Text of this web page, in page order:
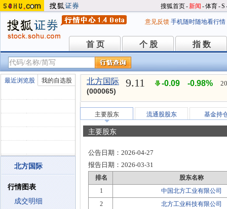
搜狐首页-新闻 -体育-S
意见反馈 手机随时随地看行情
首 页
首 页 个 股
个 股 指 数
指 数
最近浏览股 我的自选股
北方国际
行情图表
成交明细
北方国际
(000065)
9.11 -0.09 -0.98%
主要股东 流通股股东 基金持
主要股东
公告日期： 2026-04-27
报告日期： 2026-03-31
排名
股东名称
1
中国北方工业有限公司
2
北方工业科技有限公司